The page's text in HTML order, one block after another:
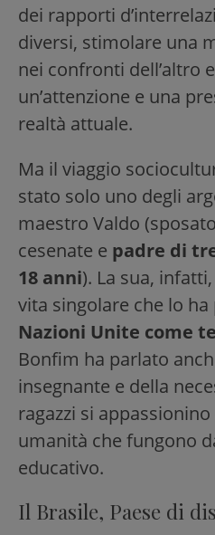
dei rapporti
diversi, stimolare una
nei confronti dell’altro
un’attenzione e una
realtà attuale.
Ma il viaggio
stato solo uno degli
maestro Valdo
cesenate e padre di
18 anni). La sua,
vita singolare che lo
Nazioni Unite come
Bonfim ha parlato
insegnante e della
ragazzi si
umanità che fungono
educativo.
Il Brasile, Paese di